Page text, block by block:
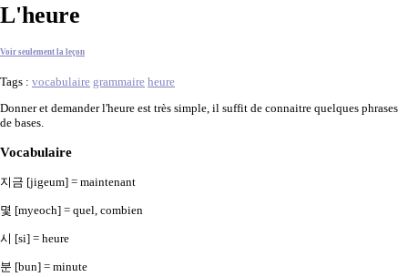
L'heure
Voir seulement la leçon
Tags : vocabulaire grammaire heure
Donner et demander l'heure est très simple, il suffit de connaitre quelques phrases
de bases.
Vocabulaire
지금 [jigeum] = maintenant
몇 [myeoch] = quel, combien
시 [si] = heure
분 [bun] = minute